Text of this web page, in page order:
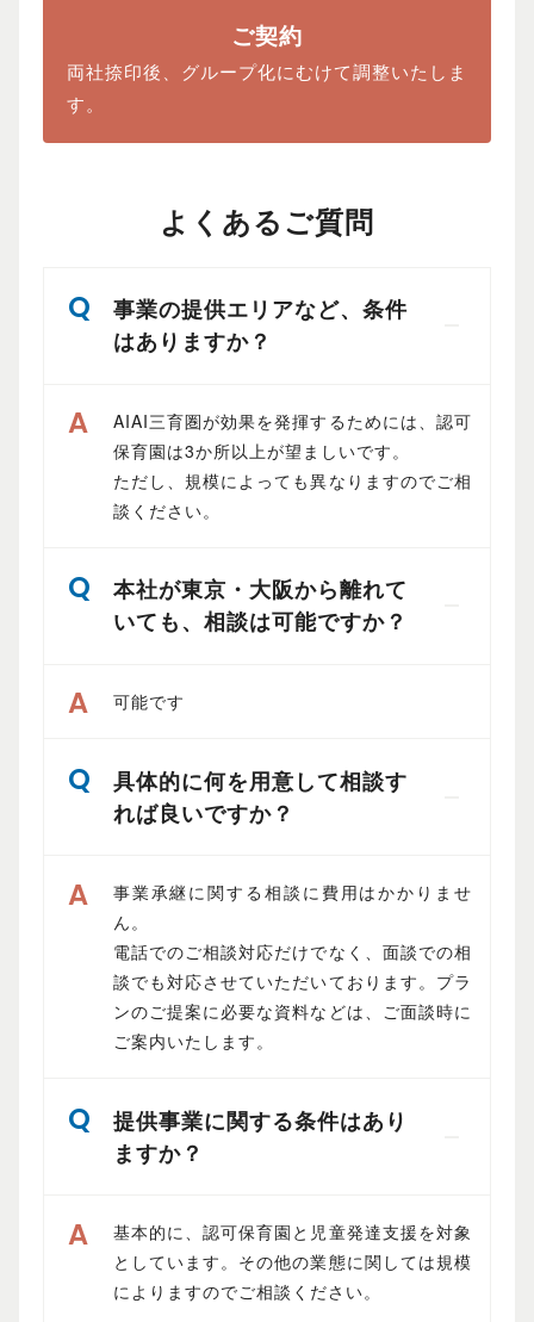
ご契約
両社捺印後、グループ化にむけて調整いたしま
す。
よくあるご質問
事業の提供エリアなど、条件
はありますか？
AIAI三育圏が効果を発揮するためには、認可
保育園は3か所以上が望ましいです。
ただし、規模によっても異なりますのでご相
談ください。
本社が東京・大阪から離れて
いても、相談は可能ですか？
可能です
具体的に何を用意して相談す
れば良いですか？
事業承継に関する相談に費用はかかりませ
ん。
電話でのご相談対応だけでなく、面談での相
談でも対応させていただいております。プラ
ンのご提案に必要な資料などは、ご面談時に
ご案内いたします。
提供事業に関する条件はあり
ますか？
基本的に、認可保育園と児童発達支援を対象
としています。その他の業態に関しては規模
によりますのでご相談ください。